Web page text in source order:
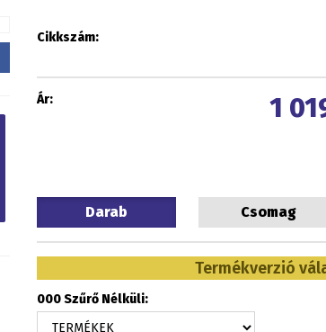
Cikkszám:
Ár: 1
Darab Csomag
Termékverzió
000 Szűrő Nélküli: